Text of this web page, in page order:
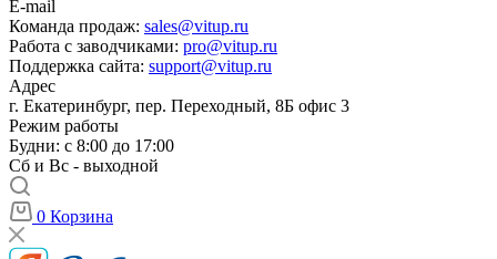
E-mail
Команда продаж: sales@vitup.ru
Работа с заводчиками: pro@vitup.ru
Поддержка сайта: support@vitup.ru
Адрес
г. Екатеринбург, пер. Переходный, 8Б офис 3
Режим работы
Будни: с 8:00 до 17:00
Сб и Вс - выходной
0 Корзина